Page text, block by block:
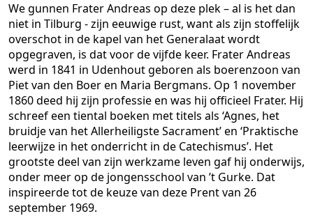
We gunnen Frater Andreas op deze plek – al is het dan
niet in Tilburg - zijn eeuwige rust, want als zijn stoffelijk
overschot in de kapel van het Generalaat wordt
opgegraven, is dat voor de vijfde keer. Frater Andreas
werd in 1841 in Udenhout geboren als boerenzoon van
Piet van den Boer en Maria Bergmans. Op 1 november
1860 deed hij zijn professie en was hij officieel Frater. Hij
schreef een tiental boeken met titels als ‘Agnes, het
bruidje van het Allerheiligste Sacrament’ en ‘Praktische
leerwijze in het onderricht in de Catechismus’. Het
grootste deel van zijn werkzame leven gaf hij onderwijs,
onder meer op de jongensschool van ’t Gurke. Dat
inspireerde tot de keuze van deze Prent van 26
september 1969.